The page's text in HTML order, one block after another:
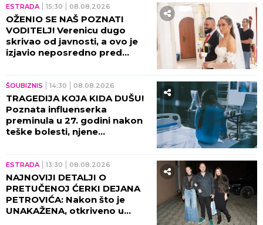
ESTRADA 15:30 08.08.2026
OŽENIO SE NAŠ POZNATI
VODITELJ! Verenicu dugo
skrivao od javnosti, a ovo je
izjavio neposredno pred
ŠOUBIZNIS 14:30 08.08.2026
TRAGEDIJA KOJA KIDA DUŠU!
Poznata influenserka
preminula u 27. godini nakon
teške bolesti, njene
ESTRADA 13:30 08.08.2026
NAJNOVIJI DETALJI O
PRETUČENOJ ĆERKI DEJANA
PETROVIĆA: Nakon što je
UNAKAŽENA, otkriveno u